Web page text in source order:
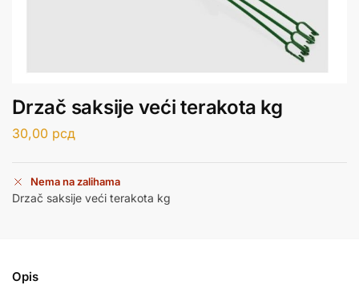
Drzač saksije veći terakota kg
30,00 рсд
Nema na zalihama
Drzač saksije veći terakota kg
Opis